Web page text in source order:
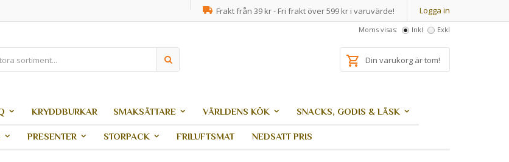
Logga in
Frakt från 39 kr - Fri frakt över 599 kr i varuvärde!
Moms visas: Inkl Exkl
Din varukorg är tom!
KRYDDBURKAR SMAKSÄTTARE VÄRLDENS KÖK SNACKS, GODIS & LÄSK
PRESENTER STORPACK FRILUFTSMAT NEDSATT PRIS